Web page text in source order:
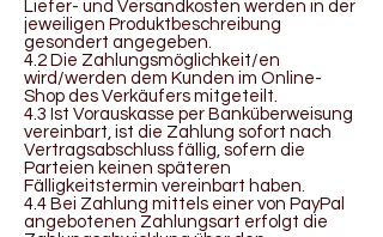
Liefer- und Versandkosten werden in der
jeweiligen Produktbeschreibung
gesondert angegeben.
4.2 Die Zahlungsmöglichkeit/en
wird/werden dem Kunden im Online-
Shop des Verkäufers mitgeteilt.
4.3 Ist Vorauskasse per Banküberweisung
vereinbart, ist die Zahlung sofort nach
Vertragsabschluss fällig, sofern die
Parteien keinen späteren
Fälligkeitstermin vereinbart haben.
4.4 Bei Zahlung mittels einer von PayPal
angebotenen Zahlungsart erfolgt die